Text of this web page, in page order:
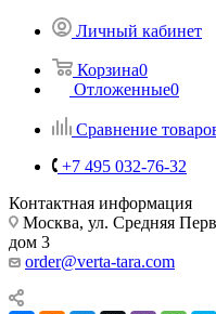
Личный кабинет
Корзина0
Отложенные0
Сравнение
+7 495 032-76-32
Контактная информация
Москва, ул. Средняя
дом 3
order@verta-tara.com